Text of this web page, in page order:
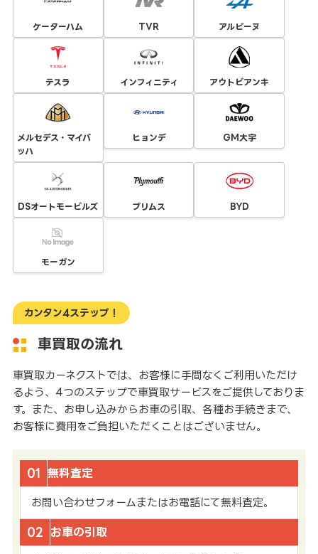
ケーターハム TVR アルピーヌ
テスラ インフィニティ アウトビアンキ
メルセデス・マイバ
ッハ
ヒョンデ GM大宇
DSオートモービルズ プリムス BYD
モーガン
カンタン4ステップ！
車買取の流れ
車買取カーネクストでは、お客様に手間なくご利用いただけ
るよう、4つのステップで車買取サービスをご提供しておりま
す。また、お申し込みからお車の引取、各種お手続きまで、
お客様に費用をご負担いただくことはございません。
01 無料査定
お問い合わせフォームまたはお電話にて無料査定。
02 お車の引取